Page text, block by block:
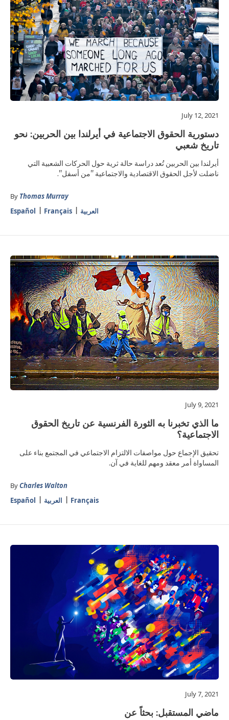
July 12, 2021
دستورية الحقوق الاجتماعية في أيرلندا بين الحربين: نحو
تاريخ شعبي
أيرلندا بين الحربين تُعد دراسة حالة ثرية حول الحركات الشعبية التي
ناضلت لأجل الحقوق الاقتصادية والاجتماعية "من أسفل".
By Thomas Murray
Español
Français العربية
July 9, 2021
ما الذي تخبرنا به الثورة الفرنسية عن تاريخ الحقوق
الاجتماعية؟
تحقيق الإجماع حول مواصفات الالتزام الاجتماعي في المجتمع بناء على
المساواة أمر معقد ومهم للغاية في آن.
ByCharles Walton
Español
العربية Français
July 7, 2021
ماضي المستقبل: بحثاً عن